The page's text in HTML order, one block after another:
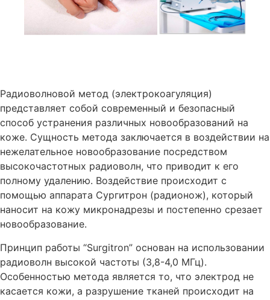
Радиоволновой метод (электрокоагуляция)
представляет собой современный и безопасный
способ устранения различных новообразований на
коже. Сущность метода заключается в воздействии на
нежелательное новообразование посредством
высокочастотных радиоволн, что приводит к его
полному удалению. Воздействие происходит с
помощью аппарата Сургитрон (радионож), который
наносит на кожу микронадрезы и постепенно срезает
новообразование.
Принцип работы “Surgitron” основан на использовании
радиоволн высокой частоты (3,8-4,0 МГц).
Особенностью метода является то, что электрод не
касается кожи, а разрушение тканей происходит на